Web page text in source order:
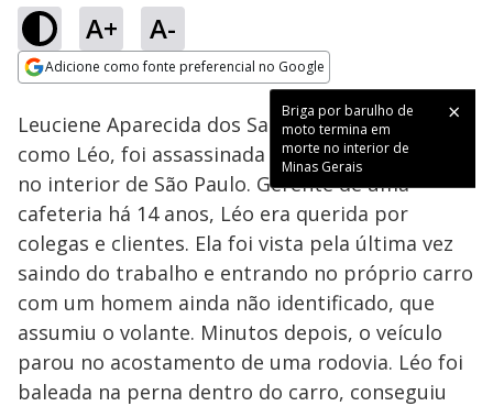
A+ A-
Adicione como fonte preferencial no Google
Briga por barulho de
moto termina em
morte no interior de
Minas Gerais
Ativar
Loaded
19.19%
Leuciene Aparecida dos Santos, conhecida
como Léo, foi assassinada a tiros em Boituva,
no interior de São Paulo. Gerente de uma
cafeteria há 14 anos, Léo era querida por
colegas e clientes. Ela foi vista pela última vez
saindo do trabalho e entrando no próprio carro
com um homem ainda não identificado, que
assumiu o volante. Minutos depois, o veículo
parou no acostamento de uma rodovia. Léo foi
baleada na perna dentro do carro, conseguiu